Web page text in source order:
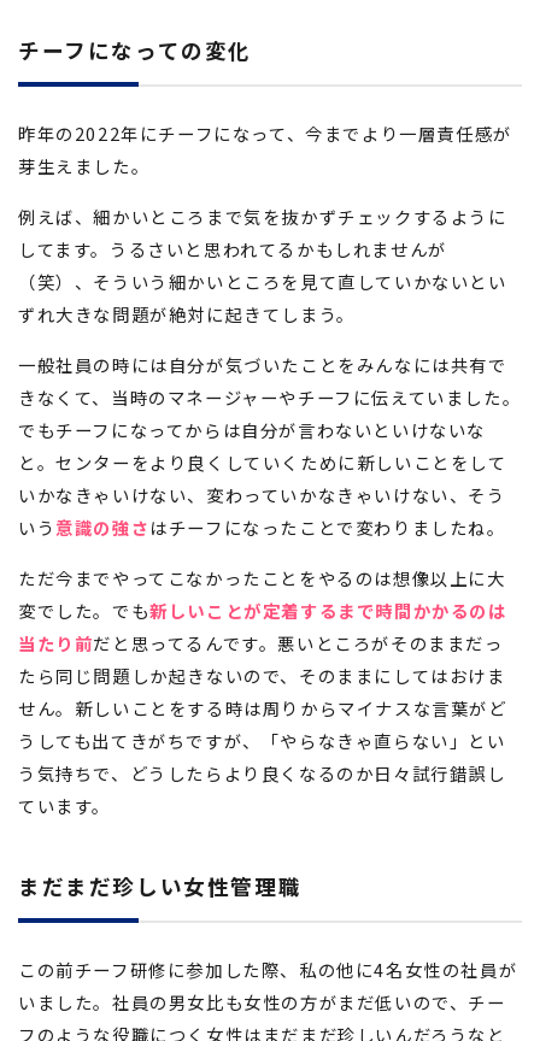
チーフになっての変化
昨年の2022年にチーフになって、今までより一層責任感が
芽生えました。
例えば、細かいところまで気を抜かずチェックするように
してます。うるさいと思われてるかもしれませんが
（笑）、そういう細かいところを見て直していかないとい
ずれ大きな問題が絶対に起きてしまう。
一般社員の時には自分が気づいたことをみんなには共有で
きなくて、当時のマネージャーやチーフに伝えていました。
でもチーフになってからは自分が言わないといけないな
と。センターをより良くしていくために新しいことをして
いかなきゃいけない、変わっていかなきゃいけない、そう
いう意識の強さはチーフになったことで変わりましたね。
ただ今までやってこなかったことをやるのは想像以上に大
変でした。でも新しいことが定着するまで時間かかるのは
当たり前だと思ってるんです。悪いところがそのままだっ
たら同じ問題しか起きないので、そのままにしてはおけま
せん。新しいことをする時は周りからマイナスな言葉がど
うしても出てきがちですが、「やらなきゃ直らない」とい
う気持ちで、どうしたらより良くなるのか日々試行錯誤し
ています。
まだまだ珍しい女性管理職
この前チーフ研修に参加した際、私の他に4名女性の社員が
いました。社員の男女比も女性の方がまだ低いので、チー
フのような役職につく女性はまだまだ珍しいんだろうなと